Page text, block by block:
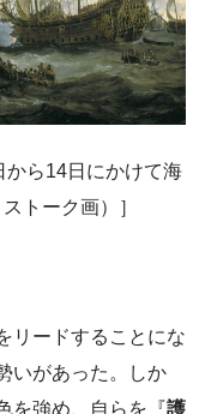
から14日にかけて海
トーク画）］
リードすることにな
いがあった。しか
を強め、自らを『護